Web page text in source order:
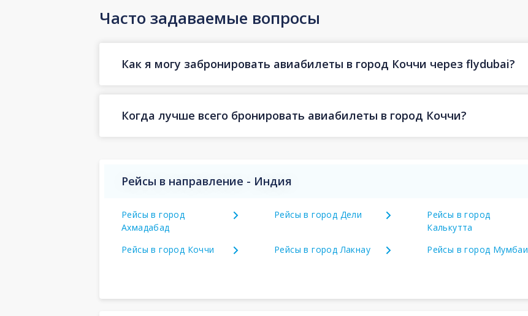
Часто задаваемые вопросы
Как я могу забронировать авиабилеты в город Коччи через flydubai?
Когда лучше всего бронировать авиабилеты в город Коччи?
Рейсы в направление - Индия
Рейсы в город
Ахмадабад
Рейсы в город Дели
Рейсы в город
Калькутта
Рейсы в город Коччи
Рейсы в город Лакнау Рейсы в город Мумбаи